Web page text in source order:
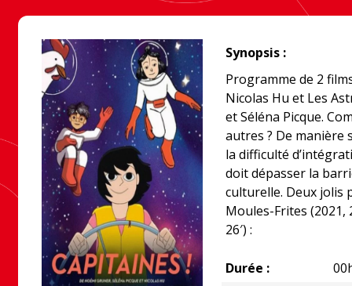
Synopsis :
Programme de 2
Nicolas Hu et Les
et Séléna Picque.
autres ? De manière
la difficulté
doit dépasser la
culturelle. Deux jolis
Moules-Frites (2021,
26′) :
Durée :